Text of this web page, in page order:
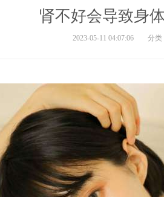
肾不好会导致身
2023-05-11 04:07:06 分类